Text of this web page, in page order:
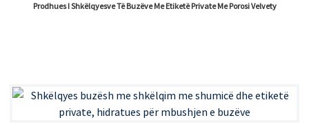
Prodhues I Shkëlqyesve Të Buzëve Me Etiketë Private Me Porosi Velvety